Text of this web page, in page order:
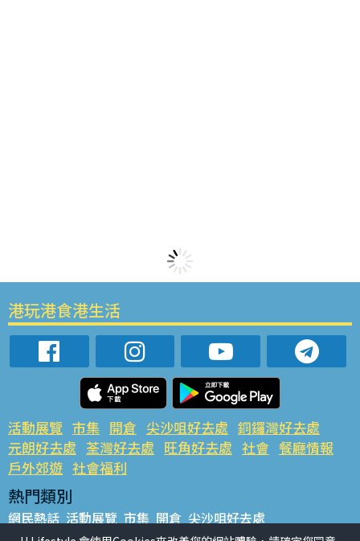
港玩港食港生活
活動展覽 市集 開倉 尖沙咀好去處 銅鑼灣好去處
元朗好去處 荃灣好去處 旺角好去處 社會 餐廳情報
戶外郊遊 社會福利
熱門類別
網民熱話 活動展覽 市集 開倉 尖沙咀好去處
銅鑼灣好去處 元朗好去處 荃灣好去處 旺角好去處 社會